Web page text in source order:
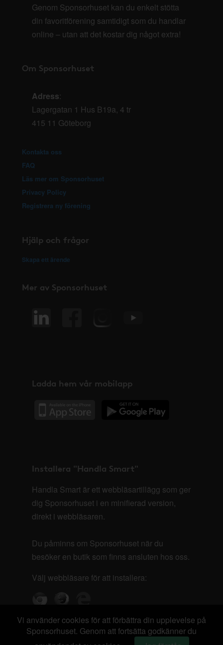
Genom Sponsorhuset kan du enkelt stötta
din favoritförening samtidigt som du handlar
online – utan att det kostar dig något extra!
Om Sponsorhuset
Adress:
Lagergatan 1 Hus B19a, 4 tr
415 11 Göteborg
Kontakta oss
FAQ
Läs mer om Sponsorhuset
Privacy Policy
Registrera ny förening
Hjälp och frågor
Skapa ett ärende
Mer av Sponsorhuset
Ladda hem vår mobilapp
Installera "Handla Smart"
Handla Smart är ett webbläsartillägg som ger
dig Sponsorhuset i en minifierad version,
direkt i webbläsaren.
Du påminns om Sponsorhuset när du
besöker en butik som finns ansluten hos oss.
Välj webbläsare för att installera:
Vi använder cookies för att förbättra din upplevelse på
Sponsorhuset. Genom att fortsätta godkänner du